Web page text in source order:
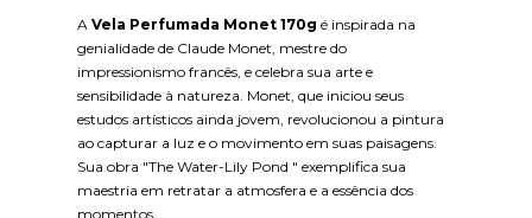
A Vela Perfumada Monet 170g é inspirada na
genialidade de Claude Monet, mestre do
impressionismo francês, e celebra sua arte e
sensibilidade à natureza. Monet, que iniciou seus
estudos artísticos ainda jovem, revolucionou a pintura
ao capturar a luz e o movimento em suas paisagens.
Sua obra "The Water-Lily Pond " exemplifica sua
maestria em retratar a atmosfera e a essência dos
momentos.